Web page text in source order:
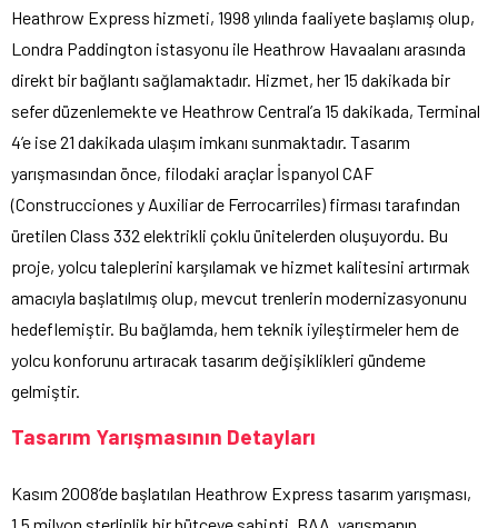
Heathrow Express hizmeti, 1998 yılında faaliyete başlamış olup,
Londra Paddington istasyonu ile Heathrow Havaalanı arasında
direkt bir bağlantı sağlamaktadır. Hizmet, her 15 dakikada bir
sefer düzenlemekte ve Heathrow Central’a 15 dakikada, Terminal
4’e ise 21 dakikada ulaşım imkanı sunmaktadır. Tasarım
yarışmasından önce, filodaki araçlar İspanyol CAF
(Construcciones y Auxiliar de Ferrocarriles) firması tarafından
üretilen Class 332 elektrikli çoklu ünitelerden oluşuyordu. Bu
proje, yolcu taleplerini karşılamak ve hizmet kalitesini artırmak
amacıyla başlatılmış olup, mevcut trenlerin modernizasyonunu
hedeflemiştir. Bu bağlamda, hem teknik iyileştirmeler hem de
yolcu konforunu artıracak tasarım değişiklikleri gündeme
gelmiştir.
Tasarım Yarışmasının Detayları
Kasım 2008’de başlatılan Heathrow Express tasarım yarışması,